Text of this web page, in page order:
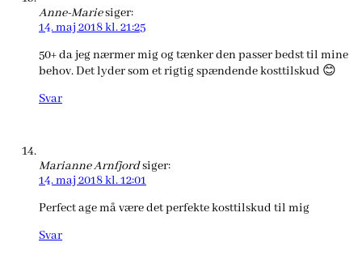
Anne-Mariesiger:
14. maj 2018 kl. 21:25
50+ da jeg nærmer mig og tænker den passer bedst til mine
behov. Det lyder som et rigtig spændende kosttilskud 😊
Svar
Marianne Arnfjordsiger:
14. maj 2018 kl. 12:01
Perfect age må være det perfekte kosttilskud til mig
Svar